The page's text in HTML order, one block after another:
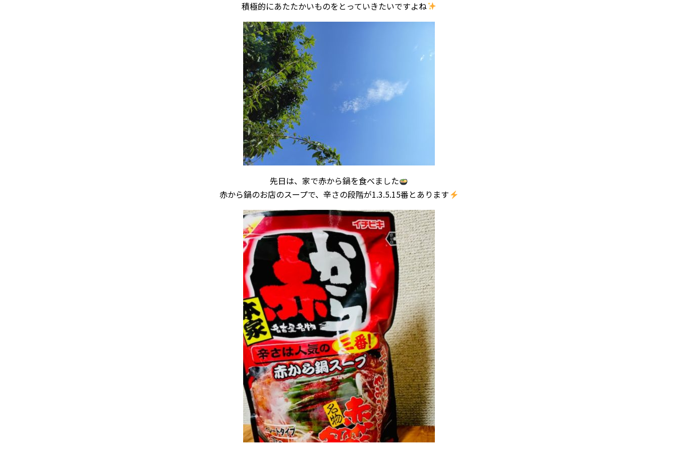
積極的にあたたかいものをとっていきたいですよね
先日は、家で赤から鍋を食べました
赤から鍋のお店のスープで、辛さの段階が1.3.5.15番とあります